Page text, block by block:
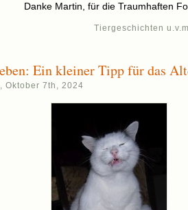
Danke Martin, für die Traumhaften
Tiergeschichten
Ein kleiner Tipp für das
Oktober 7th, 2024